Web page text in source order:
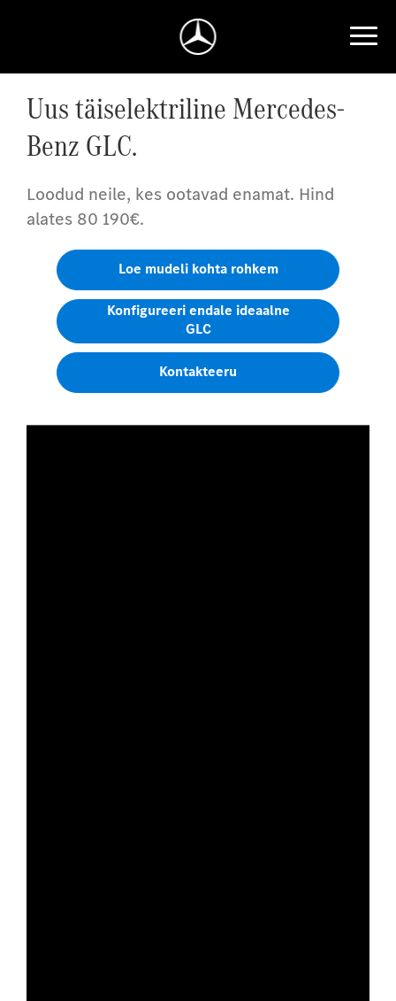
Uus täiselektriline Mercedes-
Benz GLC.
Loodud neile, kes ootavad enamat. Hind
alates 80 190€.
Loe mudeli kohta rohkem
Konfigureeri endale ideaalne
GLC
Kontakteeru